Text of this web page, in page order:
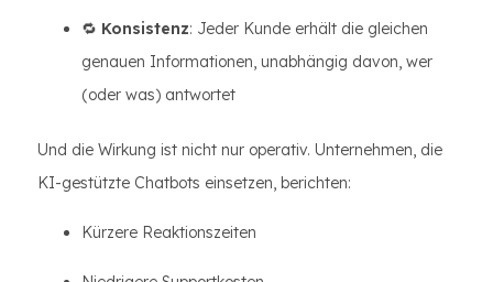
🔁 Konsistenz: Jeder Kunde erhält die gleichen
genauen Informationen, unabhängig davon, wer
(oder was) antwortet
Und die Wirkung ist nicht nur operativ. Unternehmen, die
KI-gestützte Chatbots einsetzen, berichten:
Kürzere Reaktionszeiten